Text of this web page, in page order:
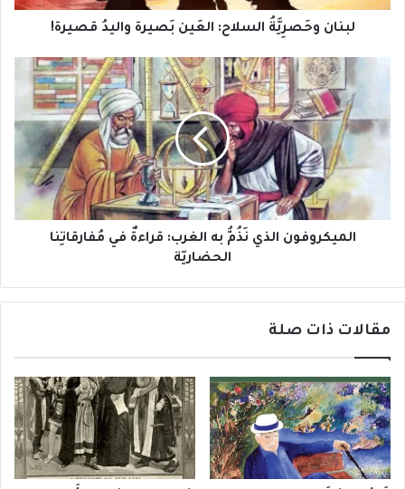
لبنان وحَصرِيَّةُ السلاح: العَين بَصيرة واليدُ قصيرة!
الميكروفون
به
الغرب:
مُفارقاتِنا
الحضاريّة
الميكروفون الذي نَذُمُّ به الغرب: قراءةٌ في مُفارقاتِنا
الحضاريّة
مقالات ذات صلة